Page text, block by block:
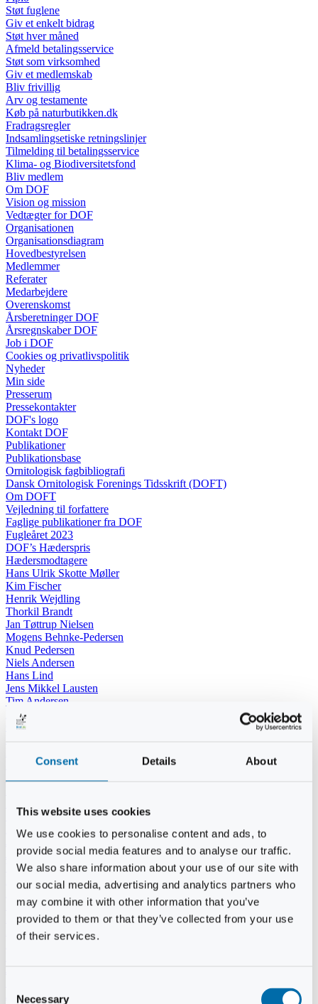
Consent Details About
This website uses cookies
We use cookies to personalise content and ads, to
provide social media features and to analyse our traffic.
We also share information about your use of our site with
our social media, advertising and analytics partners who
may combine it with other information that you’ve
provided to them or that they’ve collected from your use
of their services.
Necessary
Støt fuglene
Giv et enkelt bidrag
Støt hver måned
Afmeld betalingsservice
Støt som virksomhed
Giv et medlemskab
Bliv frivillig
Arv og testamente
Køb på naturbutikken.dk
Fradragsregler
Indsamlingsetiske retningslinjer
Tilmelding til betalingsservice
Klima- og Biodiversitetsfond
Bliv medlem
Om DOF
Vision og mission
Vedtægter for DOF
Organisationen
Organisationsdiagram
Hovedbestyrelsen
Medlemmer
Referater
Medarbejdere
Overenskomst
Årsberetninger DOF
Årsregnskaber DOF
Job i DOF
Cookies og privatlivspolitik
Nyheder
Min side
Presserum
Pressekontakter
DOF's logo
Kontakt DOF
Publikationer
Publikationsbase
Ornitologisk fagbibliografi
Dansk Ornitologisk Forenings Tidsskrift (DOFT)
Om DOFT
Vejledning til forfattere
Faglige publikationer fra DOF
Fugleåret 2023
DOF’s Hæderspris
Hædersmodtagere
Hans Ulrik Skotte Møller
Kim Fischer
Henrik Wejdling
Thorkil Brandt
Jan Tøttrup Nielsen
Mogens Behnke-Pedersen
Knud Pedersen
Niels Andersen
Hans Lind
Jens Mikkel Lausten
Tim Andersen
Per Janfelt
Christian Hjorth
Kjeld Hansen
Niels Thomas Rosenberg
Svend Andersen
Bent Wigh
Jens-Kjeld Jensen
Jon Fjeldså
William Carøe Aarestrup
Erik Mølgaard
Klaus Malling Olsen
Brian Zobbe
Peter Lange
Kurt Due Johansen
Niels Peter Andreasen
Jesper Tofft